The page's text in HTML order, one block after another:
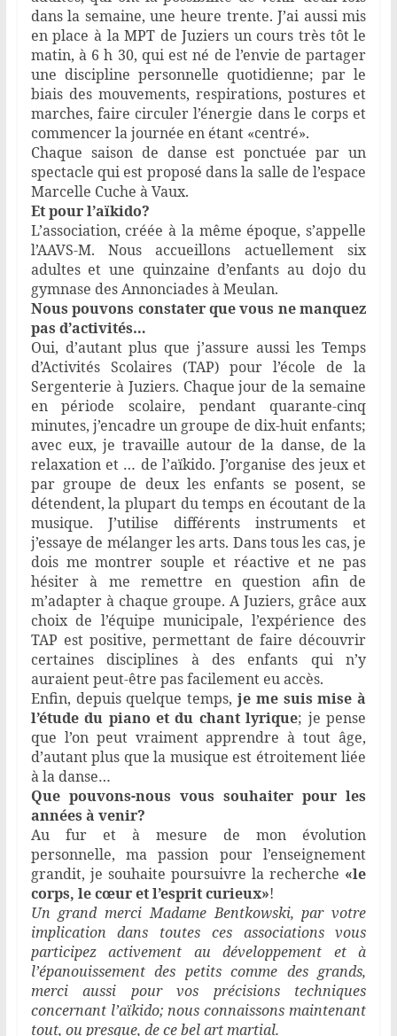
dans la semaine, une heure trente. J’ai aussi mis
en place à la MPT de Juziers un cours très tôt le
matin, à 6 h 30, qui est né de l’envie de partager
une discipline personnelle quotidienne; par le
biais des mouvements, respirations, postures et
marches, faire circuler l’énergie dans le corps et
commencer la journée en étant «centré».
Chaque saison de danse est ponctuée par un
spectacle qui est proposé dans la salle de l’espace
Marcelle Cuche à Vaux.
Et pour l’aïkido?
L’association, créée à la même époque, s’appelle
l’AAVS-M. Nous accueillons actuellement six
adultes et une quinzaine d’enfants au dojo du
gymnase des Annonciades à Meulan.
Nous pouvons constater que vous ne manquez
pas d’activités…
Oui, d’autant plus que j’assure aussi les Temps
d’Activités Scolaires (TAP) pour l’école de la
Sergenterie à Juziers. Chaque jour de la semaine
en période scolaire, pendant quarante-cinq
minutes, j’encadre un groupe de dix-huit enfants;
avec eux, je travaille autour de la danse, de la
relaxation et … de l’aïkido. J’organise des jeux et
par groupe de deux les enfants se posent, se
détendent, la plupart du temps en écoutant de la
musique. J’utilise différents instruments et
j’essaye de mélanger les arts. Dans tous les cas, je
dois me montrer souple et réactive et ne pas
hésiter à me remettre en question afin de
m’adapter à chaque groupe. A Juziers, grâce aux
choix de l’équipe municipale, l’expérience des
TAP est positive, permettant de faire découvrir
certaines disciplines à des enfants qui n’y
auraient peut-être pas facilement eu accès.
Enfin, depuis quelque temps, je me suis mise à
l’étude du piano et du chant lyrique; je pense
que l’on peut vraiment apprendre à tout âge,
d’autant plus que la musique est étroitement liée
à la danse…
Que pouvons-nous vous souhaiter pour les
années à venir?
Au fur et à mesure de mon évolution
personnelle, ma passion pour l’enseignement
grandit, je souhaite poursuivre la recherche «le
corps, le cœur et l’esprit curieux»!
Un grand merci Madame Bentkowski, par votre
implication dans toutes ces associations vous
participez activement au développement et à
l’épanouissement des petits comme des grands,
merci aussi pour vos précisions techniques
concernant l’aïkido; nous connaissons maintenant
tout, ou presque, de ce bel art martial.